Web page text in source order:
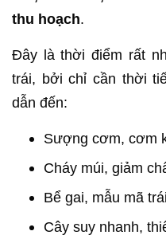
thu hoạch.
Đây là thời điểm rất
trái, bởi chỉ cần thời
dẫn đến:
Sượng cơm, cơm
Cháy múi, giảm
Bể gai, mẫu mã
Cây suy nhanh,